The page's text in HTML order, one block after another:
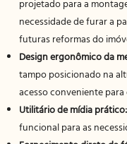
projetado para a
necessidade de furar a
futuras reformas do
Design ergonômico da
tampo posicionado na
acesso conveniente
Utilitário de mídia prático:
funcional para as